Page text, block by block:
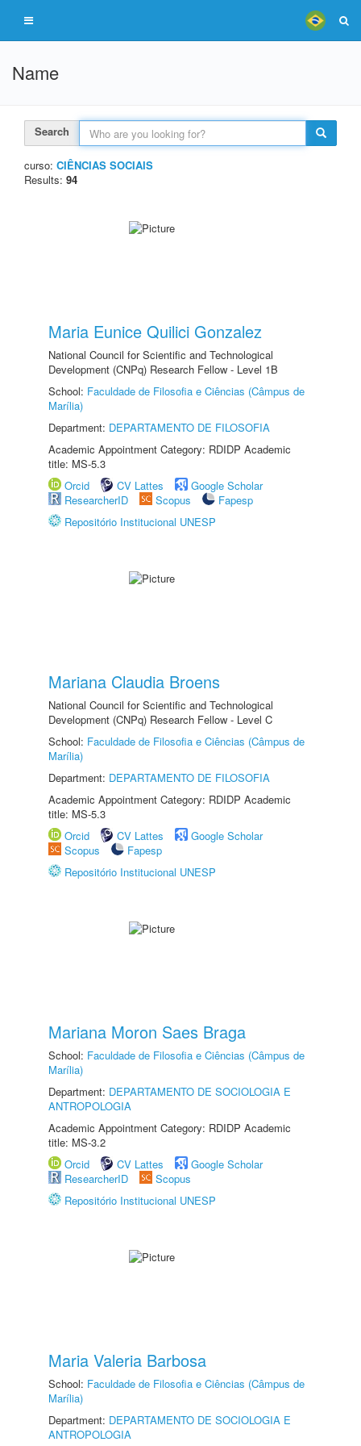
Name
Search
curso: CIÊNCIAS SOCIAIS
Results: 94
Maria Eunice Quilici Gonzalez
National Council for Scientific and Technological
Development (CNPq) Research Fellow - Level 1B
School: Faculdade de Filosofia e Ciências (Câmpus de
Marília)
Department: DEPARTAMENTO DE FILOSOFIA
Academic Appointment Category: RDIDP Academic
title: MS-5.3
Orcid
CV Lattes
Google Scholar
ResearcherID
Scopus
Fapesp
Repositório Institucional UNESP
Mariana Claudia Broens
National Council for Scientific and Technological
Development (CNPq) Research Fellow - Level C
School: Faculdade de Filosofia e Ciências (Câmpus de
Marília)
Department: DEPARTAMENTO DE FILOSOFIA
Academic Appointment Category: RDIDP Academic
title: MS-5.3
Orcid
CV Lattes
Google Scholar
Scopus
Fapesp
Repositório Institucional UNESP
Mariana Moron Saes Braga
School: Faculdade de Filosofia e Ciências (Câmpus de
Marília)
Department: DEPARTAMENTO DE SOCIOLOGIA E
ANTROPOLOGIA
Academic Appointment Category: RDIDP Academic
title: MS-3.2
Orcid
CV Lattes
Google Scholar
ResearcherID
Scopus
Repositório Institucional UNESP
Maria Valeria Barbosa
School: Faculdade de Filosofia e Ciências (Câmpus de
Marília)
Department: DEPARTAMENTO DE SOCIOLOGIA E
ANTROPOLOGIA